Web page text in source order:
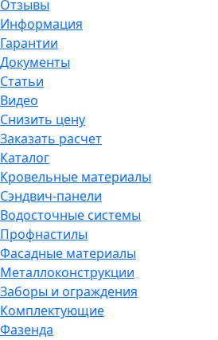
Отзывы
Информация
Гарантии
Документы
Статьи
Видео
Снизить цену
Заказать расчет
Каталог
Кровельные материалы
Сэндвич-панели
Водосточные системы
Профнастилы
Фасадные материалы
Металлоконструкции
Заборы и ограждения
Комплектующие
Фазенда